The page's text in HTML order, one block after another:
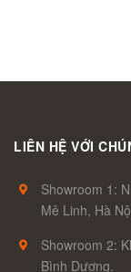
LIÊN HỆ VỚI
Showroom 1:
Mê Linh, Hà
Showroom 2:
Bình Dương.